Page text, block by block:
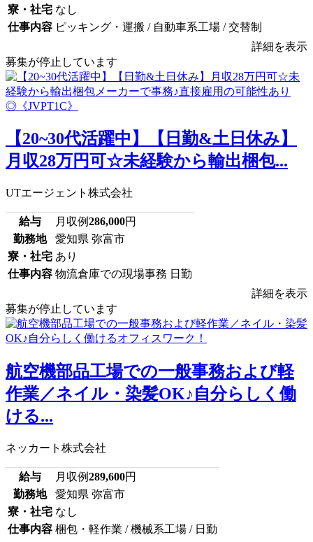
寮・社宅 なし
仕事内容 ピッキング・運搬 / 自動車系工場 / 交替制
詳細を表示
募集が停止しています
【20~30代活躍中】【日勤&土日休み】
月収28万円可☆未経験から輸出梱包...
UTエージェント株式会社
給与 月収例286,000円
勤務地
愛知県 弥富市
寮・社宅 あり
仕事内容 物流倉庫での現場事務 日勤
詳細を表示
募集が停止しています
航空機部品工場での一般事務および軽
作業／ネイル・染髪OK♪自分らしく働
ける...
ネッカート株式会社
給与 月収例289,600円
勤務地
愛知県 弥富市
寮・社宅 なし
仕事内容 梱包・軽作業 / 機械系工場 / 日勤